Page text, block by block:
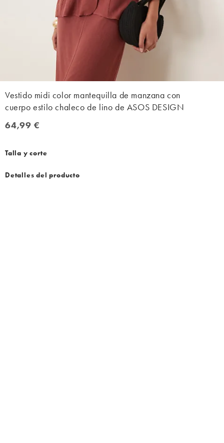
Vestido midi color mantequilla de manzana con
cuerpo estilo chaleco de lino de ASOS DESIGN
64,99 €
64,99 €
Talla y corte
Detalles del producto